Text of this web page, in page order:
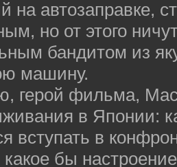
на автозаправке,
но от этого
бандитом из
машину.
герой фильма,
в Японии:
вступать в
какое бы